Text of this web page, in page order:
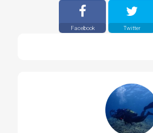
Facebook Twitter